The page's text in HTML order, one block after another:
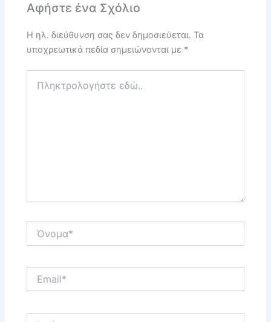
Αφήστε ένα Σχόλιο
Η ηλ. διεύθυνση σας δεν δημοσιεύεται. Τα
υποχρεωτικά πεδία σημειώνονται με *
εδώ..